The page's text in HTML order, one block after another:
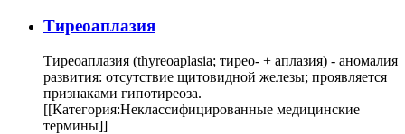
Тиреоаплазия
Тиреоаплазия (thyreoaplasia; тирео- + аплазия) - аномалия
развития: отсутствие щитовидной железы; проявляется
признаками гипотиреоза.
[[Категория:Неклассифицированные медицинские
термины]]